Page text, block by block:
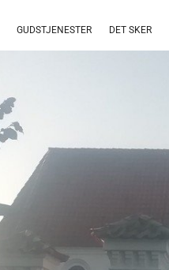
GUDSTJENESTER DET SKER